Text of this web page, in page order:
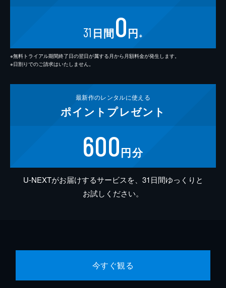
31 日間0円 ※
※無料トライアル期間終了日の翌日が属する月から月額料金が発生します。
※日割りでのご請求はいたしません。
最新作のレンタルに使える
ポイント プレゼント
600円分
U-NEXTがお届けするサービスを、31日間ゆっくりと
お試しください。
今すぐ観る